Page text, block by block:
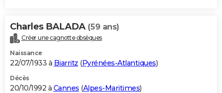
Charles BALADA (59 ans)
Créer une cagnotte obsèques
Naissance
22/07/1933 à Biarritz (Pyrénées-Atlantiques)
Décès
20/10/1992 à Cannes (Alpes-Maritimes)